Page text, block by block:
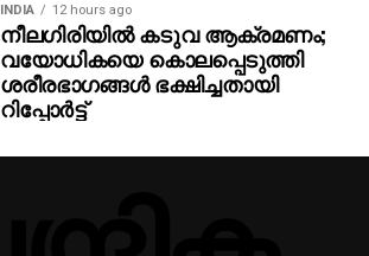
INDIA 12 hours ago
നീലഗിരിയില്‍ കടുവ ആക്രമണം;
വയോധികയെ കൊലപ്പെടുത്തി
ശരീരഭാഗങ്ങള്‍ ഭക്ഷിച്ചതായി
റിപ്പോര്‍ട്ട്